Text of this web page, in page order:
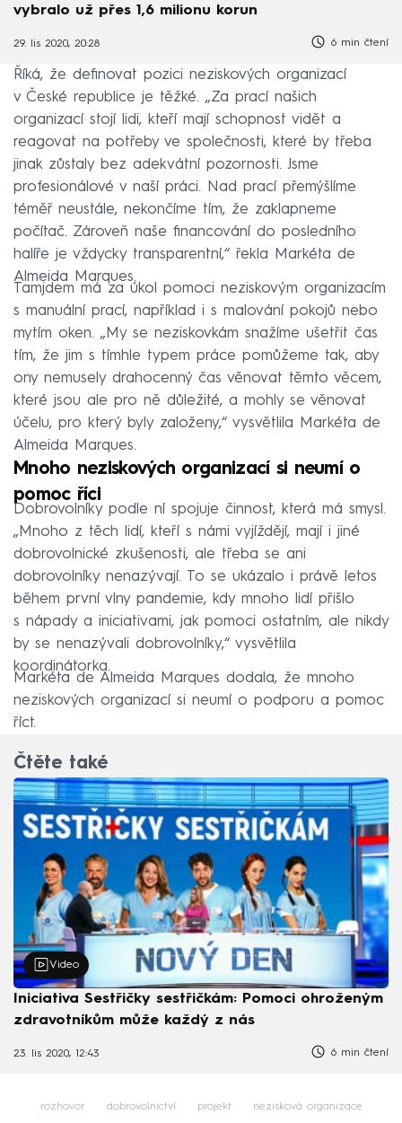
vybralo už přes 1,6 milionu korun
29. lis 2020, 20:28 6 min čtení
Říká, že definovat pozici neziskových organizací
v České republice je těžké. „Za prací našich
organizací stojí lidi, kteří mají schopnost vidět a
reagovat na potřeby ve společnosti, které by třeba
jinak zůstaly bez adekvátní pozornosti. Jsme
profesionálové v naší práci. Nad prací přemýšlíme
téměř neustále, nekončíme tím, že zaklapneme
počítač. Zároveň naše financování do posledního
halíře je vždycky transparentní,“ řekla Markéta de
Almeida Marques.
Tamjdem má za úkol pomoci neziskovým organizacím
s manuální prací, například i s malování pokojů nebo
mytím oken. „My se neziskovkám snažíme ušetřit čas
tím, že jim s tímhle typem práce pomůžeme tak, aby
ony nemusely drahocenný čas věnovat těmto věcem,
které jsou ale pro ně důležité, a mohly se věnovat
účelu, pro který byly založeny,“ vysvětlila Markéta de
Almeida Marques.
Mnoho neziskových organizací si neumí o
pomoc říci
Dobrovolníky podle ní spojuje činnost, která má smysl.
„Mnoho z těch lidí, kteří s námi vyjíždějí, mají i jiné
dobrovolnické zkušenosti, ale třeba se ani
dobrovolníky nenazývají. To se ukázalo i právě letos
během první vlny pandemie, kdy mnoho lidí přišlo
s nápady a iniciativami, jak pomoci ostatním, ale nikdy
by se nenazývali dobrovolníky,“ vysvětlila
koordinátorka.
Markéta de Almeida Marques dodala, že mnoho
neziskových organizací si neumí o podporu a pomoc
říct.
Čtěte také
Video
Iniciativa Sestřičky sestřičkám: Pomoci ohroženým
zdravotníkům může každý z nás
23. lis 2020, 12:43 6 min čtení
rozhovor dobrovolnictví projekt nezisková organizace